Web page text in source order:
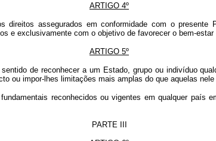
ARTIGO 4º
assegurados em conformidade com o
e exclusivamente com o objetivo de favorecer o bem-
ARTIGO 5º
de reconhecer a um Estado, grupo ou indivíduo
ou impor-lhes limitações mais amplas do que aquelas
reconhecidos ou vigentes em qualquer
PARTE III